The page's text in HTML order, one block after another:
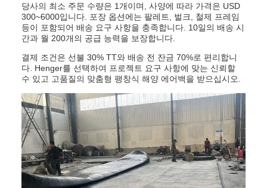
당사의 최소 주문 수량은 1개이며, 사양에 따라 가격은 USD
300~6000입니다. 포장 옵션에는 팔레트, 벌크, 철제 프레임
등이 포함되어 배송 요구 사항을 충족합니다. 10일의 배송 시
간과 월 200개의 공급 능력을 보장합니다.
결제 조건은 선불 30% TT와 배송 전 잔금 70%로 편리합니
다. Henger를 선택하여 프로젝트 요구 사항에 맞는 신뢰할
수 있고 고품질의 맞춤형 팽창식 해양 에어백을 받으십시오.